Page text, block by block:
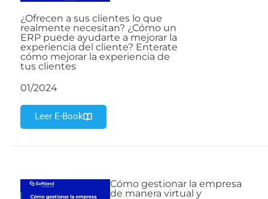
¿Ofrecen a sus clientes lo que
realmente necesitan? ¿Cómo un
ERP puede ayudarte a mejorar la
experiencia del cliente? Enterate
cómo mejorar la experiencia de
tus clientes
01/2024
Leer E-Book
Cómo gestionar la empresa
de manera virtual y